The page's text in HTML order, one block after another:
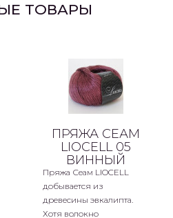
ТОВАРЫ
ПРЯЖА СЕАМ
LIOCELL 05
ВИННЫЙ
Пряжа Сеам LIOCELL
добывается из
древесины эвкалипта.
Хотя волокно